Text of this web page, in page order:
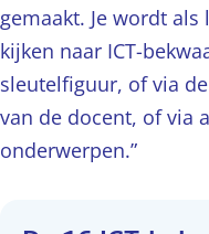
gemaakt. Je wordt
kijken naar ICT-
sleutelfiguur, of via
van de docent, of via
onderwerpen.”